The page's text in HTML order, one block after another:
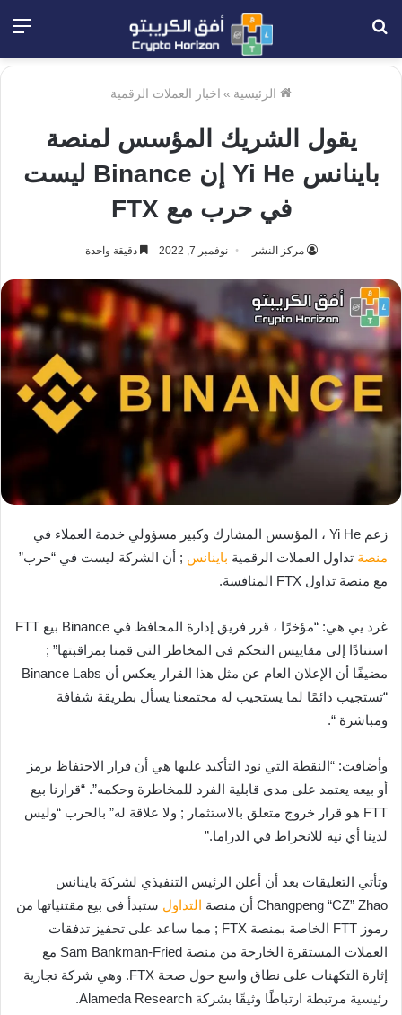
الرئيسية » اخبار العملات الرقمية
يقول الشريك المؤسس لمنصة
باينانس Yi He إن Binance ليست
في حرب مع FTX
مركز النشر نوفمبر 7, 2022 دقيقة واحدة
زعم Yi He ، المؤسس المشارك وكبير مسؤولي خدمة العملاء في
منصة تداول العملات الرقمية باينانس ; أن الشركة ليست في “حرب”
مع منصة تداول FTX المنافسة.
غرد يي هي: “مؤخرًا ، قرر فريق إدارة المحافظ في Binance بيع FTT
استنادًا إلى مقاييس التحكم في المخاطر التي قمنا بمراقبتها” ;
مضيفًا أن الإعلان العام عن مثل هذا القرار يعكس أن Binance Labs
“تستجيب دائمًا لما يستجيب له مجتمعنا يسأل بطريقة شفافة
ومباشرة “.
وأضافت: “النقطة التي نود التأكيد عليها هي أن قرار الاحتفاظ برمز
أو بيعه يعتمد على مدى قابلية الفرد للمخاطرة وحكمه”. “قرارنا بيع
FTT هو قرار خروج متعلق بالاستثمار ; ولا علاقة له” بالحرب “وليس
لدينا أي نية للانخراط في الدراما.”
وتأتي التعليقات بعد أن أعلن الرئيس التنفيذي لشركة باينانس
Changpeng “CZ” Zhao أن منصة
التداول ستبدأ في بيع مقتنياتها من
رموز FTT الخاصة بمنصة FTX ; مما ساعد على تحفيز تدفقات
العملات المستقرة الخارجة من منصة Sam Bankman-Fried مع
إثارة التكهنات على نطاق واسع حول صحة FTX. وهي شركة تجارية
رئيسية مرتبطة ارتباطًا وثيقًا بشركة Alameda Research.